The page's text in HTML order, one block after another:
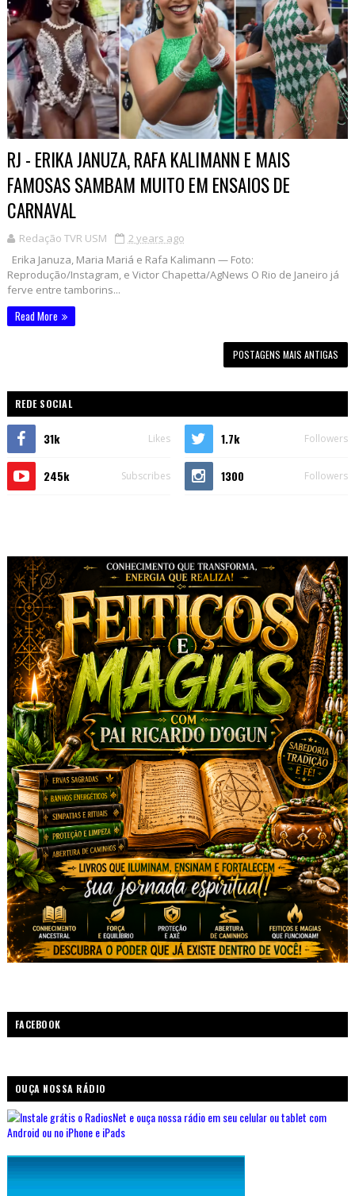
RJ - ERIKA JANUZA, RAFA KALIMANN E MAIS
FAMOSAS SAMBAM MUITO EM ENSAIOS DE
CARNAVAL
Redação TVR USM
2 years ago
Erika Januza, Maria Mariá e Rafa Kalimann — Foto:
Reprodução/Instagram, e Victor Chapetta/AgNews O Rio de Janeiro já
ferve entre tamborins...
Read More
POSTAGENS MAIS ANTIGAS
REDE SOCIAL
31k Likes 1.7k Followers
245k Subscribes 1300 Followers
FACEBOOK
OUÇA NOSSA RÁDIO